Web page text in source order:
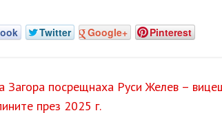
Twitter Google+ Pinterest
Загора посрещнаха Руси Желев –
през 2025 г.